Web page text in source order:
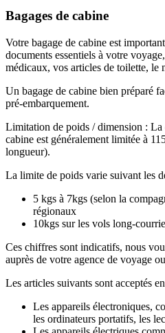
Bagages de cabine
Votre bagage de cabine est
documents essentiels à votre
médicaux, vos articles de toilette, le
Un bagage de cabine bien préparé
pré-embarquement.
Limitation de poids / dimension : La
cabine est généralement limitée à
longueur).
La limite de poids varie suivant les
5 kgs à 7kgs (selon la
régionaux
10kgs sur les vols long-
Ces chiffres sont indicatifs, nous
auprès de votre agence de voyage
Les articles suivants sont acceptés
Les appareils électroniques,
les ordinateurs portatifs, les